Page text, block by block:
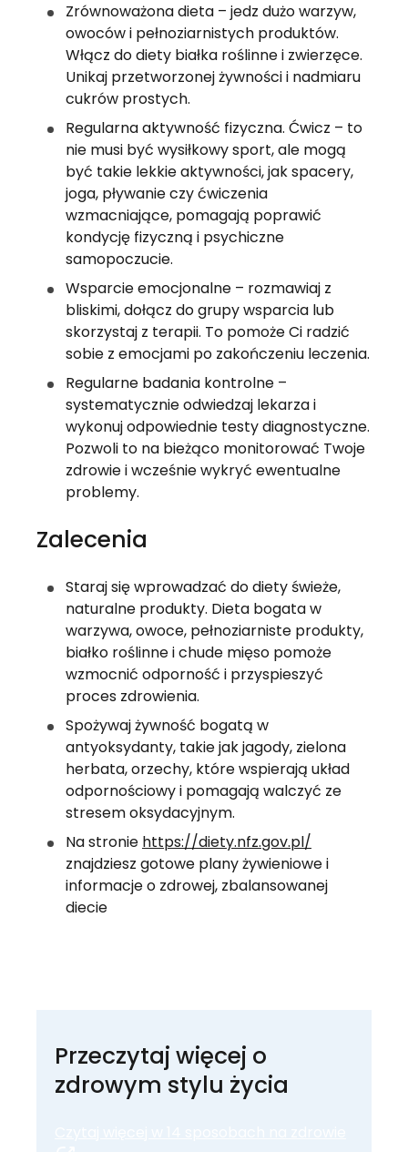
Zrównoważona dieta – jedz dużo warzyw,
owoców i pełnoziarnistych produktów.
Włącz do diety białka roślinne i zwierzęce.
Unikaj przetworzonej żywności i nadmiaru
cukrów prostych.
Regularna aktywność fizyczna. Ćwicz – to
nie musi być wysiłkowy sport, ale mogą
być takie lekkie aktywności, jak spacery,
joga, pływanie czy ćwiczenia
wzmacniające, pomagają poprawić
kondycję fizyczną i psychiczne
samopoczucie.
Wsparcie emocjonalne – rozmawiaj z
bliskimi, dołącz do grupy wsparcia lub
skorzystaj z terapii. To pomoże Ci radzić
sobie z emocjami po zakończeniu leczenia.
Regularne badania kontrolne –
systematycznie odwiedzaj lekarza i
wykonuj odpowiednie testy diagnostyczne.
Pozwoli to na bieżąco monitorować Twoje
zdrowie i wcześnie wykryć ewentualne
problemy.
Zalecenia
Staraj się wprowadzać do diety świeże,
naturalne produkty. Dieta bogata w
warzywa, owoce, pełnoziarniste produkty,
białko roślinne i chude mięso pomoże
wzmocnić odporność i przyspieszyć
proces zdrowienia.
Spożywaj żywność bogatą w
antyoksydanty, takie jak jagody, zielona
herbata, orzechy, które wspierają układ
odpornościowy i pomagają walczyć ze
stresem oksydacyjnym.
Na stronie https://diety.nfz.gov.pl/
znajdziesz gotowe plany żywieniowe i
informacje o zdrowej, zbalansowanej
diecie
Przeczytaj więcej o
zdrowym stylu życia